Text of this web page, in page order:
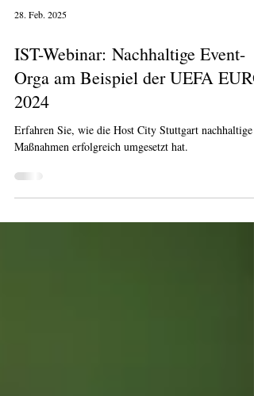
IST-Webinar: Nachhaltige Event-
Orga am Beispiel der UEFA EURO
2024
Erfahren Sie, wie die Host City Stuttgart nachhaltige
Maßnahmen erfolgreich umgesetzt hat.